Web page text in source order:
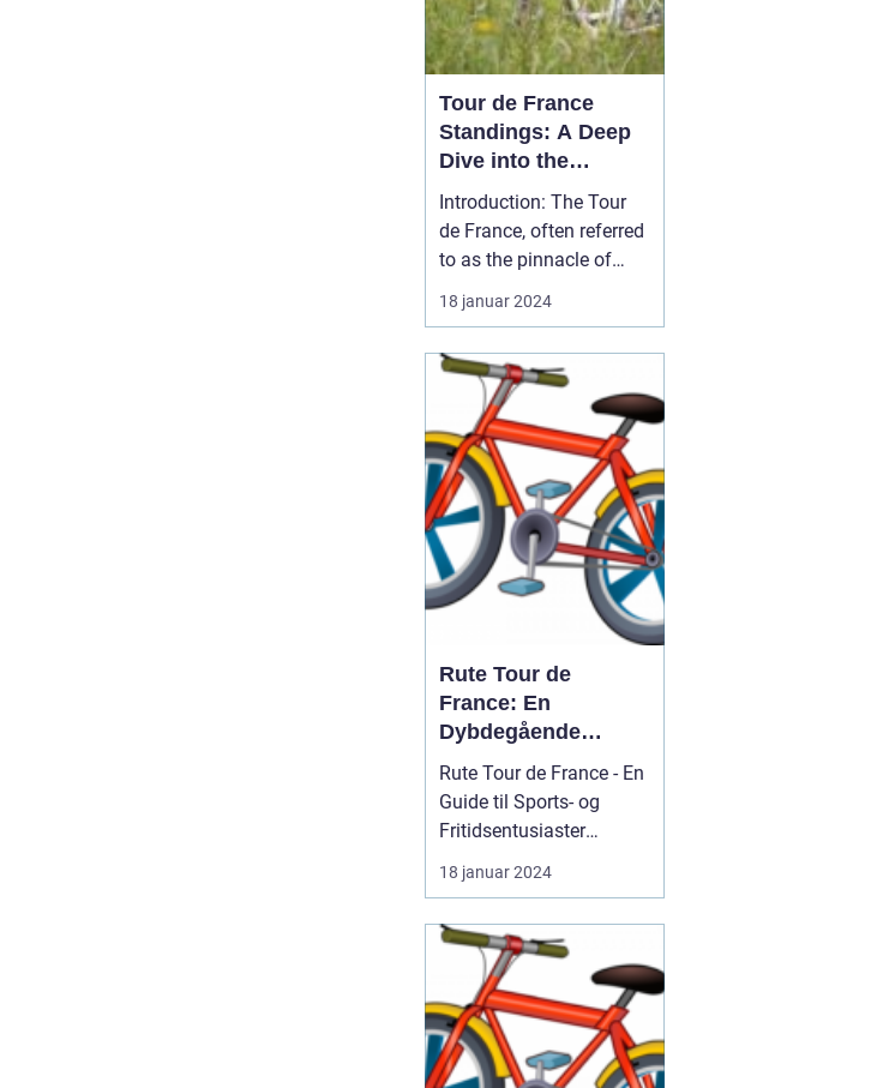
Tour de France
Standings: A Deep
Dive into the
Premier Cycling
Event
Introduction: The Tour
de France, often referred
to as the pinnacle of
professional road
cycling, captivates
outdoor enthusiasts
worldwide. In this article,
we will delve into the
intricacies of Tour de
France standings, provi...
18 januar 2024
Rute Tour de
France: En
Dybdegående
Analyse
Rute Tour de France - En
Guide til Sports- og
Fritidsentusiaster
Introduktion til Rute Tour
de France For sports- og
de France en
begivenhed, der konstant
tiltrækker
opmærksomhed og
fascination. Hvert år
18 januar 2024